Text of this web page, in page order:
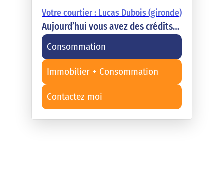
Votre courtier : Lucas Dubois (gironde)
Aujourd’hui vous avez des crédits…
Consommation
Immobilier + Consommation
Contactez moi